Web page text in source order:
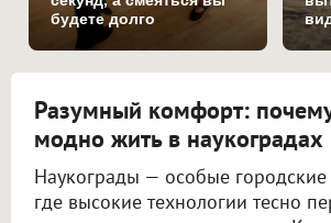
будете долго
Разумный комфорт:
модно жить в наукоградах
Наукограды — особые городские
где высокие технологии тесно